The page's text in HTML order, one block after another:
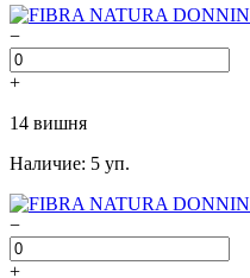
−
+
14 вишня
Наличие: 5 уп.
−
+